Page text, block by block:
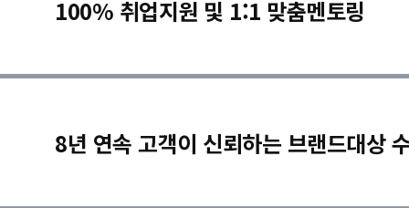
100% 취업지원 및 1:1 맞춤멘토링
8년 연속 고객이 신뢰하는 브랜드대상